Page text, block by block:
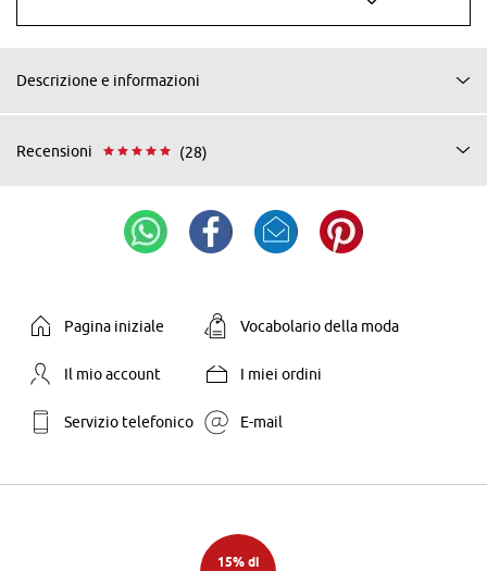
Descrizione e informazioni
Recensioni (28)
Pagina iniziale Vocabolario della moda
Il mio account I miei ordini
Servizio telefonico E-mail
15% di